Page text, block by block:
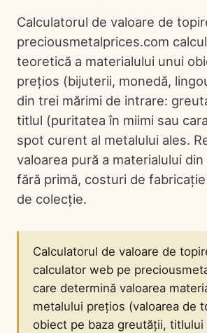
Calculatorul de valoare de
preciousmetalprices.com
teoretică a materialului unui
prețios (bijuterii, monedă,
din trei mărimi de intrare:
titlul (puritatea în miimi sau
spot curent al metalului ales.
valoarea pură a materialului
fără primă, costuri de
de colecție.
Calculatorul de valoare de
calculator web pe
care determină valoarea
metalului prețios (valoarea de
obiect pe baza greutății, titlului